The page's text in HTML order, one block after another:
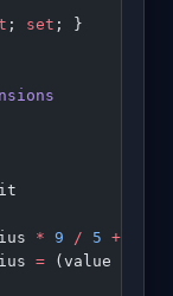
; set ; }
* 9 / 5 +
= (value